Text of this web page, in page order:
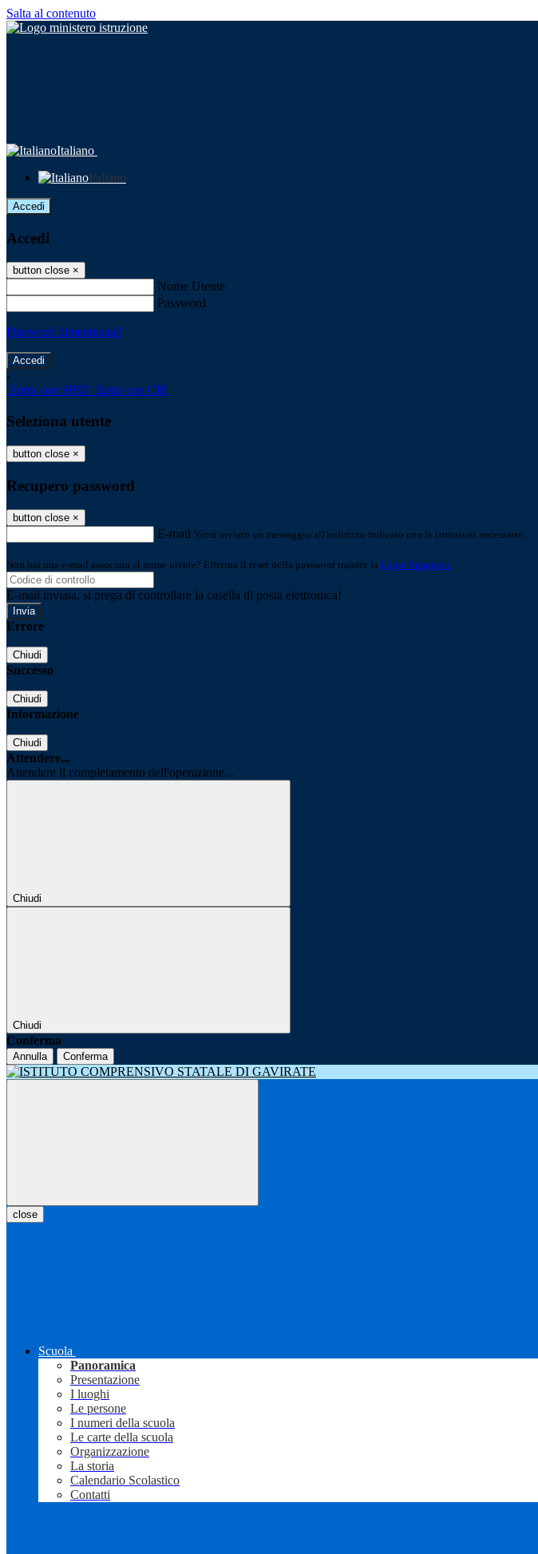
Salta al contenuto
Italiano
Italiano
Accedi
Accedi
button close ×
Nome Utente
Password
Password dimenticata?
-
Entra con SPID Entra con CIE
Seleziona utente
button close ×
Recupero password
button close ×
E-mail Verrà inviato un messaggio all'indirizzo indicato con le istruzioni necessarie.
Non hai una e-mail associata al nome utente? Effettua il reset della password tramite la Login Spaggiari
E-mail inviata, si prega di controllare la casella di posta elettronica!
Errore
Chiudi
Successo
Chiudi
Informazione
Chiudi
Attendere...
Attendere il completamento dell'operazione...
Chiudi
Chiudi
Conferma
Annulla Conferma
close
Scuola
Panoramica
Presentazione
I luoghi
Le persone
I numeri della scuola
Le carte della scuola
Organizzazione
La storia
Calendario Scolastico
Contatti